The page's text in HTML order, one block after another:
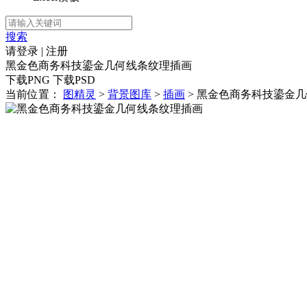
搜索
请登录 | 注册
黑金色商务科技鎏金几何线条纹理插画
下载PNG 下载PSD
当前位置：
图精灵 > 背景图库 > 插画 > 黑金色商务科技鎏金